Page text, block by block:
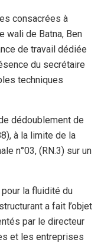
consacrées à
wali de Batna, Ben
de travail dédiée
du secrétaire
techniques
dédoublement de
à la limite de la
n°03, (RN.3) sur un
la fluidité du
a fait l’objet
par le directeur
et les entreprises